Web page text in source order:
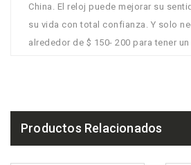
China. El reloj puede mejorar su
su vida con total confianza. Y solo
alrededor de $ 150- 200 para tener un
Productos Relacionados